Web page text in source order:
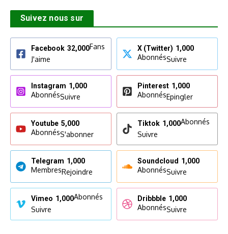
Suivez nous sur
Facebook 32,000Fans
J'aime
X (Twitter) 1,000
AbonnésSuivre
Instagram 1,000
AbonnésSuivre
Pinterest 1,000
AbonnésEpingler
Youtube 5,000
AbonnésS'abonner
Tiktok 1,000Abonnés
Suivre
Telegram 1,000
MembresRejoindre
Soundcloud 1,000
AbonnésSuivre
Vimeo 1,000Abonnés
Suivre
Dribbble 1,000
AbonnésSuivre